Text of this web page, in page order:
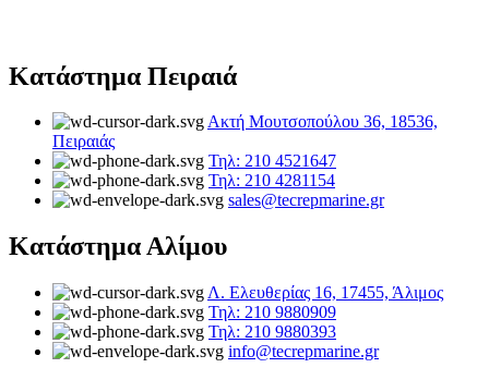
Κατάστημα Πειραιά
Ακτή Μουτσοπούλου 36, 18536,
Πειραιάς
Τηλ: 210 4521647
Τηλ: 210 4281154
sales@tecrepmarine.gr
Κατάστημα Αλίμου
Λ. Ελευθερίας 16, 17455, Άλιμος
Τηλ: 210 9880909
Τηλ: 210 9880393
info@tecrepmarine.gr